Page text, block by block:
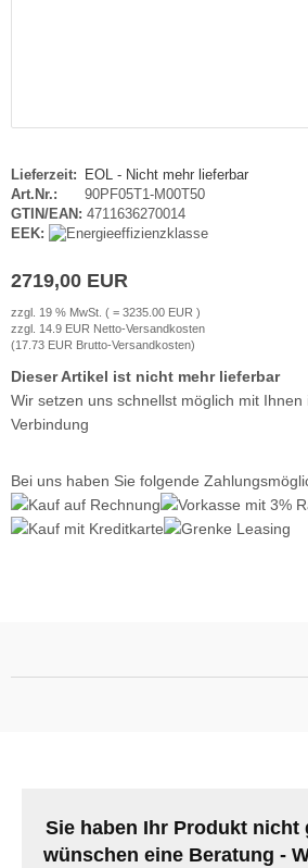
Lieferzeit:
EOL - Nicht mehr lieferbar
Art.Nr.:
90PF05T1-M00T50
GTIN/EAN: 4711636270014
EEK:
2719,00 EUR
zzgl. 19 % MwSt. ( = 3235.00 EUR )
zzgl. 14.9 EUR Netto-Versandkosten
(17.73 EUR Brutto-Versandkosten)
Dieser Artikel ist nicht mehr lieferbar
Wir setzen uns schnellst möglich mit Ihnen
Verbindung
Bei uns haben Sie folgende
Sie haben Ihr Produkt nicht
wünschen eine Beratung -